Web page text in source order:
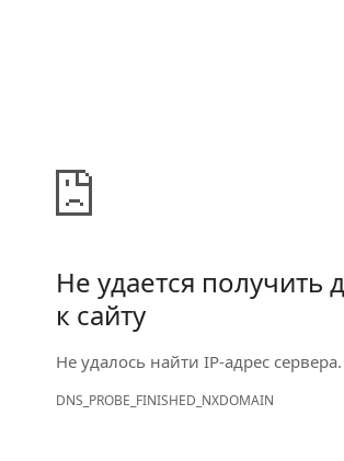
Не удается получить
к сайту
Не удалось найти IP-адрес сервера.
DNS_PROBE_FINISHED_NXDOMAIN